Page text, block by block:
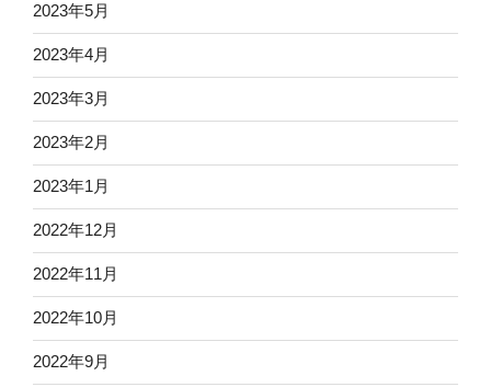
2023年5月
2023年4月
2023年3月
2023年2月
2023年1月
2022年12月
2022年11月
2022年10月
2022年9月